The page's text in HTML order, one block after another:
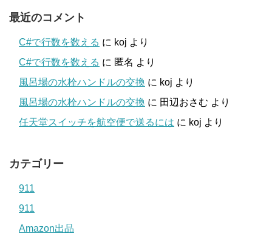
最近のコメント
C#で行数を数える に koj より
C#で行数を数える に 匿名 より
風呂場の水栓ハンドルの交換 に koj より
風呂場の水栓ハンドルの交換 に 田辺おさむ より
任天堂スイッチを航空便で送るには に koj より
カテゴリー
911
911
Amazon出品